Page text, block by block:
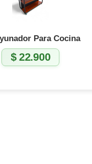
Para Cocina
$22.900